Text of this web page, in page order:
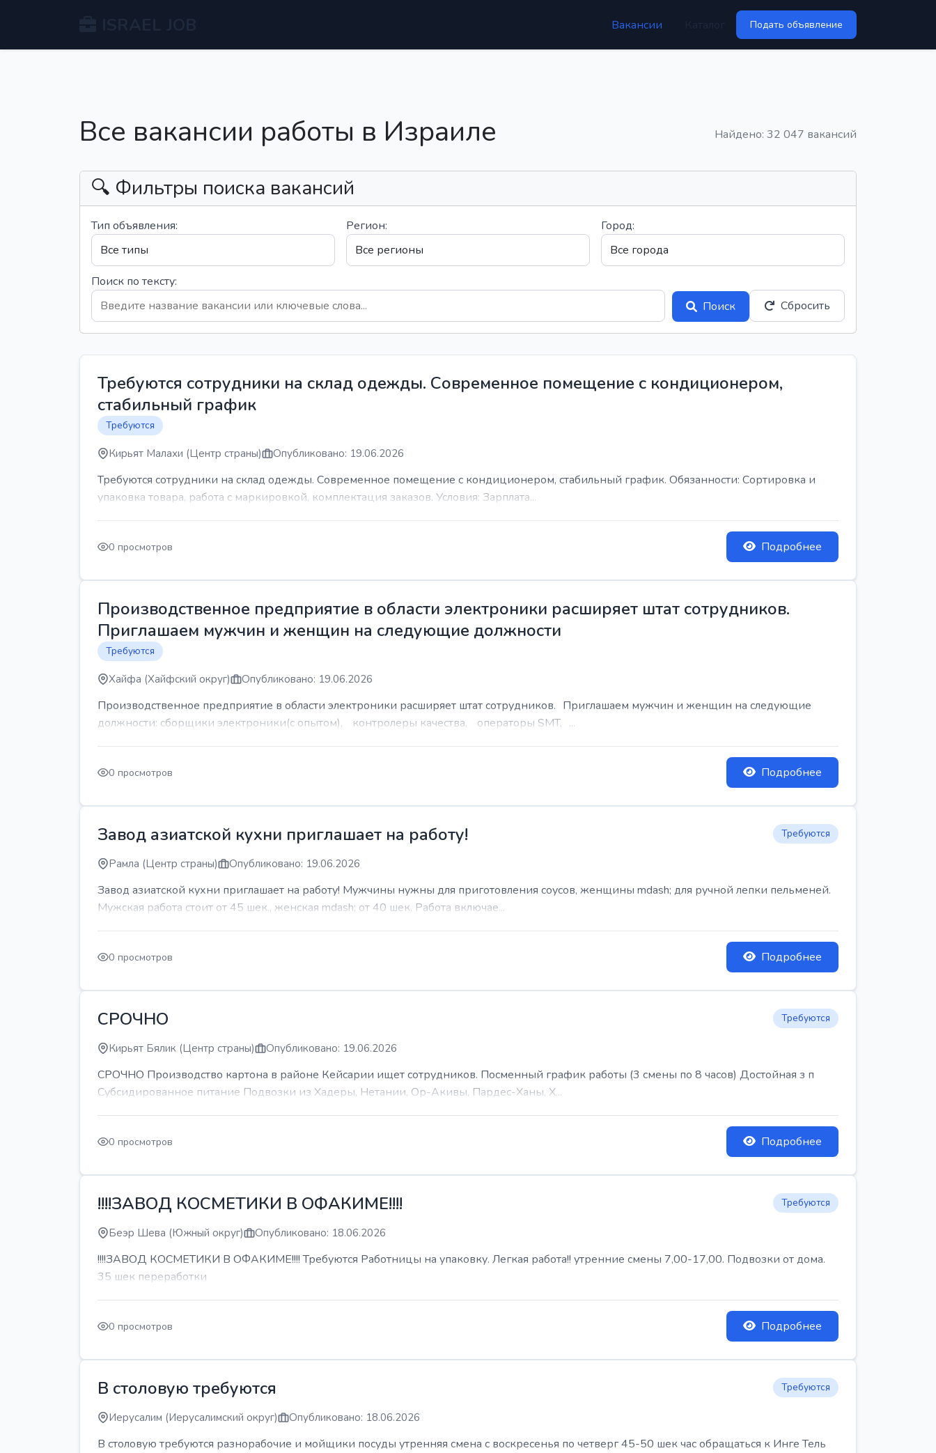
Вакансии Подать объявление
Все вакансии работы в Израиле Найдено: 32 047 вакансий
🔍 Фильтры поиска вакансий
Тип объявления: Регион: Город:
Поиск по тексту:
Поиск
Сбросить
Требуются сотрудники на склад одежды. Современное помещение с кондиционером,
стабильный график
Требуются
Кирьят Малахи (Центр страны) Опубликовано: 19.06.2026
Требуются сотрудники на склад одежды. Современное помещение с кондиционером, стабильный график. Обязанности: Сортировка и
упаковка товара, работа с маркировкой, комплектация заказов. Условия: Зарплата...
0 просмотров Подробнее
Производственное предприятие в области электроники расширяет штат сотрудников.
Приглашаем мужчин и женщин на следующие должности
Требуются
Хайфа (Хайфский округ) Опубликовано: 19.06.2026
Производственное предприятие в области электроники расширяет штат сотрудников. Приглашаем мужчин и женщин на следующие
должности: сборщики электроники(с опытом), контролеры качества, операторы SMT, ...
0 просмотров Подробнее
Завод азиатской кухни приглашает на работу! Требуются
Рамла (Центр страны) Опубликовано: 19.06.2026
Завод азиатской кухни приглашает на работу! Мужчины нужны для приготовления соусов, женщины mdash; для ручной лепки пельменей.
Мужская работа стоит от 45 шек., женская mdash; от 40 шек. Работа включае...
0 просмотров Подробнее
СРОЧНО Требуются
Кирьят Бялик (Центр страны) Опубликовано: 19.06.2026
СРОЧНО Производство картона в районе Кейсарии ищет сотрудников. Посменный график работы (3 смены по 8 часов) Достойная з п
Субсидированное питание Подвозки из Хадеры, Нетании, Ор-Акивы, Пардес-Ханы, Х...
0 просмотров Подробнее
!!!!ЗАВОД КОСМЕТИКИ В ОФАКИМЕ!!!! Требуются
Беэр Шева (Южный округ) Опубликовано: 18.06.2026
!!!!ЗАВОД КОСМЕТИКИ В ОФАКИМЕ!!!! Требуются Работницы на упаковку. Легкая работа!! утренние смены 7,00-17,00. Подвозки от дома.
35 шек переработки
0 просмотров Подробнее
В столовую требуются Требуются
Иерусалим (Иерусалимский округ) Опубликовано: 18.06.2026
В столовую требуются разнорабочие и мойщики посуды утренняя смена с воскресенья по четверг 45-50 шек час обращаться к Инге Тель